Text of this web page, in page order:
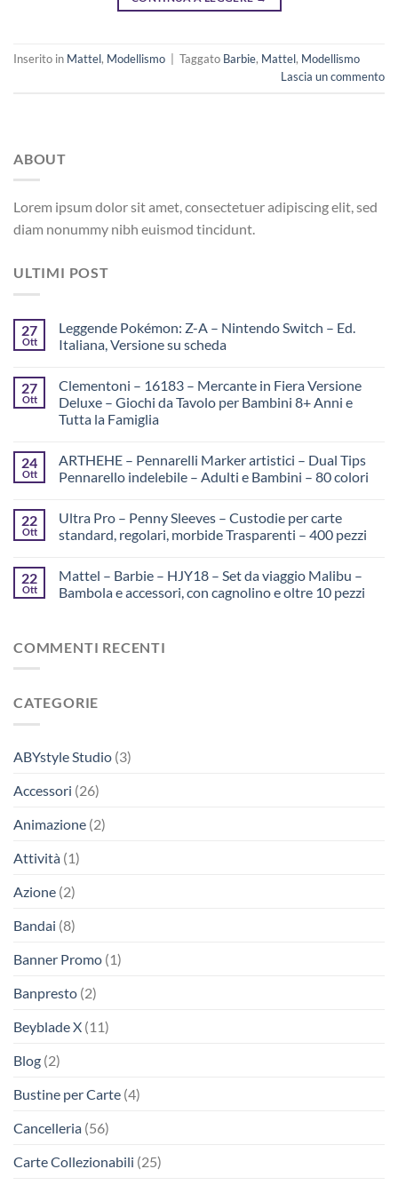
Inserito in Mattel, Modellismo Taggato Barbie, Mattel, Modellismo
Lascia un commento
ABOUT
Lorem ipsum dolor sit amet, consectetuer adipiscing elit, sed
diam nonummy nibh euismod tincidunt.
ULTIMI POST
27
Ott
Leggende Pokémon: Z-A – Nintendo Switch – Ed.
Italiana, Versione su scheda
27
Ott
Clementoni – 16183 – Mercante in Fiera Versione
Deluxe – Giochi da Tavolo per Bambini 8+ Anni e
Tutta la Famiglia
24
Ott
ARTHEHE – Pennarelli Marker artistici – Dual Tips
Pennarello indelebile – Adulti e Bambini – 80 colori
22
Ott
Ultra Pro – Penny Sleeves – Custodie per carte
standard, regolari, morbide Trasparenti – 400 pezzi
22
Ott
Mattel – Barbie – HJY18 – Set da viaggio Malibu –
Bambola e accessori, con cagnolino e oltre 10 pezzi
COMMENTI RECENTI
CATEGORIE
ABYstyle Studio (3)
Accessori (26)
Animazione (2)
Attività (1)
Azione (2)
Bandai (8)
Banner Promo (1)
Banpresto (2)
Beyblade X (11)
Blog (2)
Bustine per Carte (4)
Cancelleria (56)
Carte Collezionabili (25)